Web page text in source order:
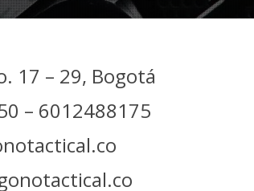
17 – 29, Bogotá
– 6012488175